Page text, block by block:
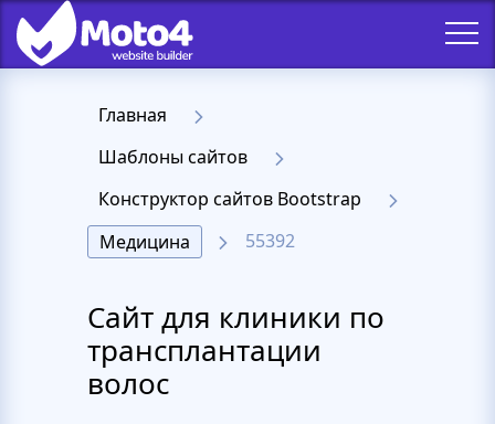
Главная
Шаблоны сайтов
Конструктор сайтов Bootstrap
Медицина
55392
Сайт для клиники по
трансплантации
волос